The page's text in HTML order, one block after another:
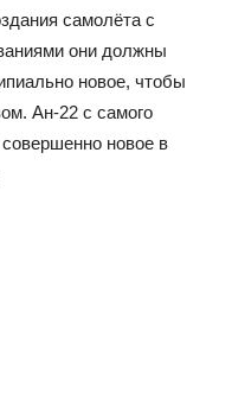
самолёта с
они должны
новое, чтобы
Ан-22 с самого
новое в